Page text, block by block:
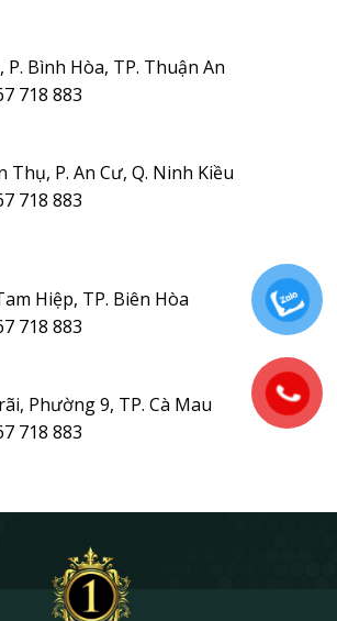
Bình Hòa, TP. Thuận An
718 883
Thụ, P. An Cư, Q. Ninh Kiều
718 883
Hiệp, TP. Biên Hòa
718 883
Phường 9, TP. Cà Mau
718 883